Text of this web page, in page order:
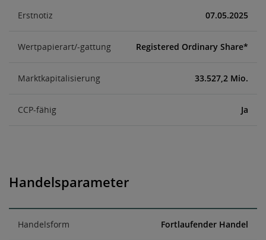
Erstnotiz 07.05.2025
Wertpapierart/-gattung Registered Ordinary Share*
Marktkapitalisierung 33.527,2 Mio.
CCP-fähig Ja
Handelsparameter
Handelsform Fortlaufender Handel